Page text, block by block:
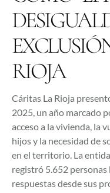
RIOJA
Cáritas La Rioja
2025, un año marcado
acceso a la vivienda, la
hijos y la necesidad de
en el territorio. La
registró 5.652
respuestas desde sus